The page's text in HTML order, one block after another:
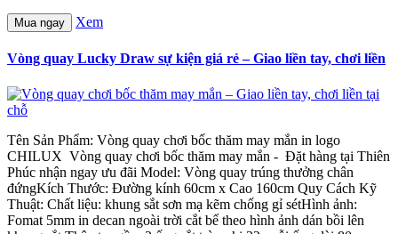
Mua ngay Xem
Vòng quay Lucky Draw sự kiện giá rẻ – Giao liền tay, chơi liền
Tên Sản Phẩm: Vòng quay chơi bốc thăm may mắn in logo
CHILUX Vòng quay chơi bốc thăm may mắn - Đặt hàng tại Thiên
Phúc nhận ngay ưu đãi Model: Vòng quay trúng thưởng chân
đứngKích Thước: Đường kính 60cm x Cao 160cm Quy Cách Kỹ
Thuật: Chất liệu: khung sắt sơn mạ kẽm chống gỉ sétHình ảnh:
Fomat 5mm in decan ngoài trời cắt bế theo hình ảnh dán bồi lên